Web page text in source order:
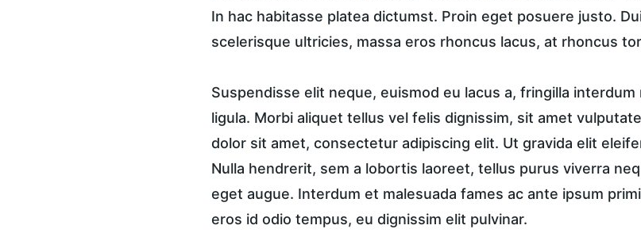
In hac habitasse platea dictumst. Proin eget posuere justo.
scelerisque ultricies, massa eros rhoncus lacus, at rhoncus
Suspendisse elit neque, euismod eu lacus a, fringilla
ligula. Morbi aliquet tellus vel felis dignissim, sit amet
dolor sit amet, consectetur adipiscing elit. Ut gravida elit
Nulla hendrerit, sem a lobortis laoreet, tellus purus viverra
eget augue. Interdum et malesuada fames ac ante ipsum
eros id odio tempus, eu dignissim elit pulvinar.